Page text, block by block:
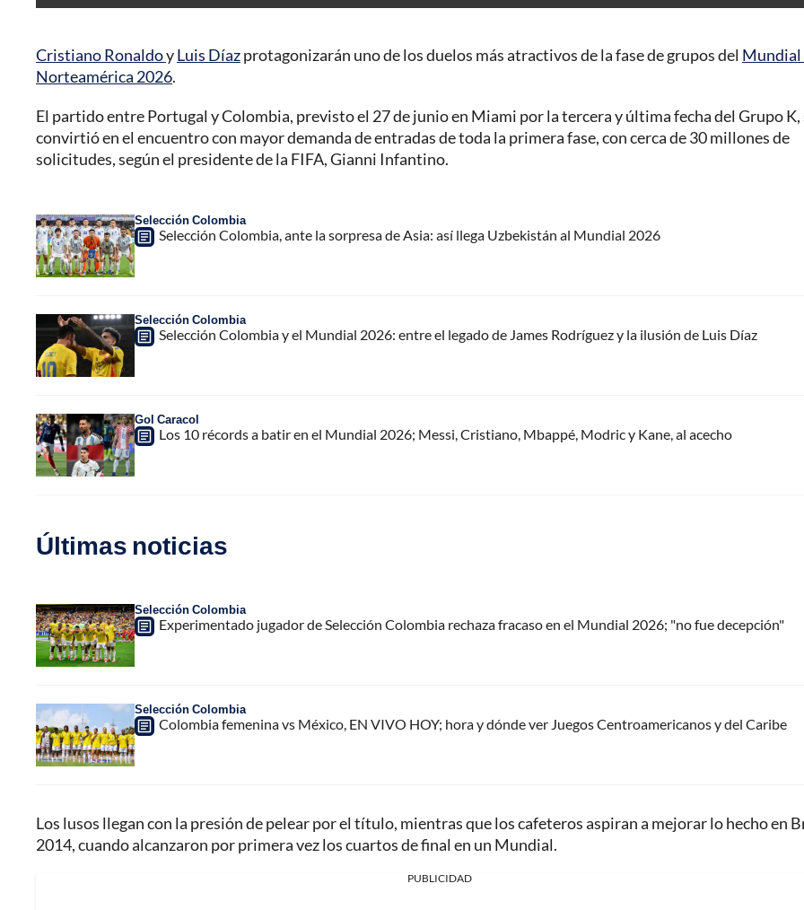
Cristiano RonaldoyLuis Díazprotagonizarán uno de los duelos más atractivos de la fase de grupos del Mundial
Norteamérica 2026.
El partido entre Portugal y Colombia, previsto el 27 de junio en Miami por la tercera y última fecha del Grupo K,
convirtió en el encuentro con mayor demanda de entradas de toda la primera fase, con cerca de 30 millones de
solicitudes, según el presidente de la FIFA, Gianni Infantino.
Selección Colombia
Selección Colombia, ante la sorpresa de Asia: así llega Uzbekistán al Mundial 2026
Selección Colombia
Selección Colombia y el Mundial 2026: entre el legado de James Rodríguez y la ilusión de Luis Díaz
Gol Caracol
Los 10 récords a batir en el Mundial 2026; Messi, Cristiano, Mbappé, Modric y Kane, al acecho
Últimas noticias
Selección Colombia
Experimentado jugador de Selección Colombia rechaza fracaso en el Mundial 2026; "no fue decepción"
Selección Colombia
Colombia femenina vs México, EN VIVO HOY; hora y dónde ver Juegos Centroamericanos y del Caribe
Los lusos llegan con la presión de pelear por el título, mientras que los cafeteros aspiran a mejorar lo hecho en
2014, cuando alcanzaron por primera vez los cuartos de final en un Mundial.
PUBLICIDAD